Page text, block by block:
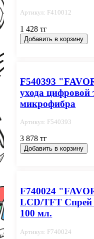
Артикул: F410012
1 428 тг
Добавить в корзину
F540393
ухода цифровой
микрофибра
Артикул: F540393
3 878 тг
Добавить в корзину
F740024
LCD/TFT Спрей
100 мл.
Артикул: F740024